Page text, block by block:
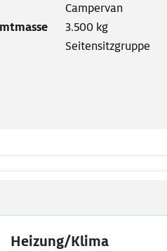
Campervan
3.500 kg
Seitensitzgruppe
Heizung/Klima